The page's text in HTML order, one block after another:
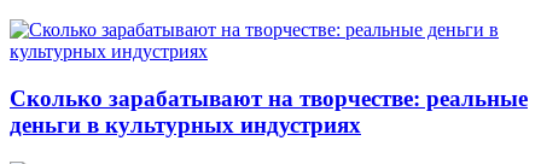
Сколько зарабатывают на творчестве: реальные
деньги в культурных индустриях